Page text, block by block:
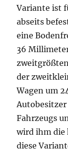
Variante ist
abseits
eine
36
der
Wagen um
Fahrzeugs
wird ihm die
diese